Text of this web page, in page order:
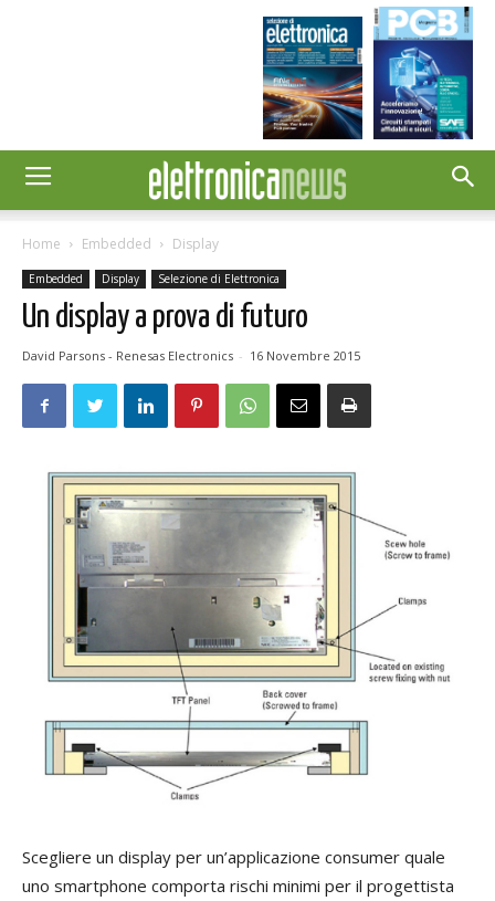
Home Embedded Display
Embedded Display Selezione di Elettronica
Un display a prova di futuro
David Parsons - Renesas Electronics - 16 Novembre 2015
Scegliere un display per un’applicazione consumer quale
uno smartphone comporta rischi minimi per il progettista